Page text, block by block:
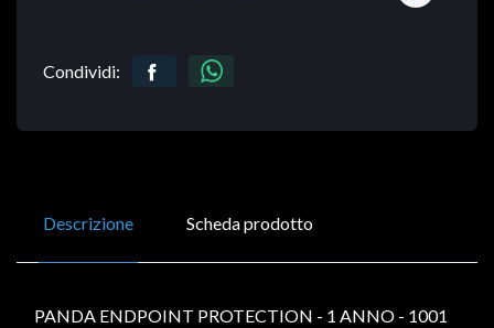
Condividi:
Descrizione Scheda prodotto
PANDA ENDPOINT PROTECTION - 1 ANNO - 1001